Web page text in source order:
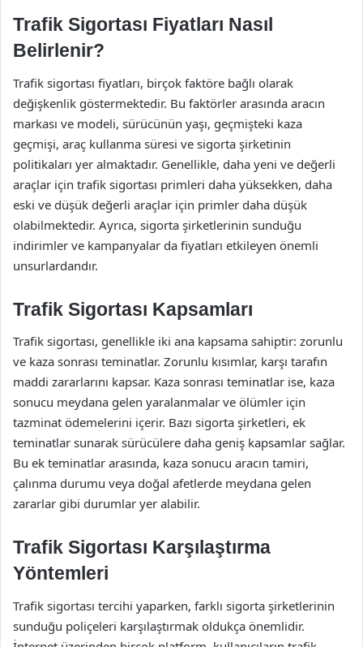
Trafik Sigortası Fiyatları Nasıl
Belirlenir?
Trafik sigortası fiyatları, birçok faktöre bağlı olarak
değişkenlik göstermektedir. Bu faktörler arasında aracın
markası ve modeli, sürücünün yaşı, geçmişteki kaza
geçmişi, araç kullanma süresi ve sigorta şirketinin
politikaları yer almaktadır. Genellikle, daha yeni ve değerli
araçlar için trafik sigortası primleri daha yüksekken, daha
eski ve düşük değerli araçlar için primler daha düşük
olabilmektedir. Ayrıca, sigorta şirketlerinin sunduğu
indirimler ve kampanyalar da fiyatları etkileyen önemli
unsurlardandır.
Trafik Sigortası Kapsamları
Trafik sigortası, genellikle iki ana kapsama sahiptir: zorunlu
ve kaza sonrası teminatlar. Zorunlu kısımlar, karşı tarafın
maddi zararlarını kapsar. Kaza sonrası teminatlar ise, kaza
sonucu meydana gelen yaralanmalar ve ölümler için
tazminat ödemelerini içerir. Bazı sigorta şirketleri, ek
teminatlar sunarak sürücülere daha geniş kapsamlar sağlar.
Bu ek teminatlar arasında, kaza sonucu aracın tamiri,
çalınma durumu veya doğal afetlerde meydana gelen
zararlar gibi durumlar yer alabilir.
Trafik Sigortası Karşılaştırma
Yöntemleri
Trafik sigortası tercihi yaparken, farklı sigorta şirketlerinin
sunduğu poliçeleri karşılaştırmak oldukça önemlidir.